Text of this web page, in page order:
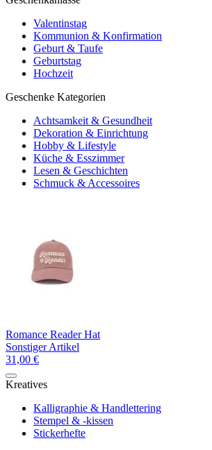
Valentinstag
Kommunion & Konfirmation
Geburt & Taufe
Geburtstag
Hochzeit
Geschenke Kategorien
Achtsamkeit & Gesundheit
Dekoration & Einrichtung
Hobby & Lifestyle
Küche & Esszimmer
Lesen & Geschichten
Schmuck & Accessoires
Romance Reader Hat
Sonstiger Artikel
31,00 €
Kreatives
Kalligraphie & Handlettering
Stempel & -kissen
Stickerhefte